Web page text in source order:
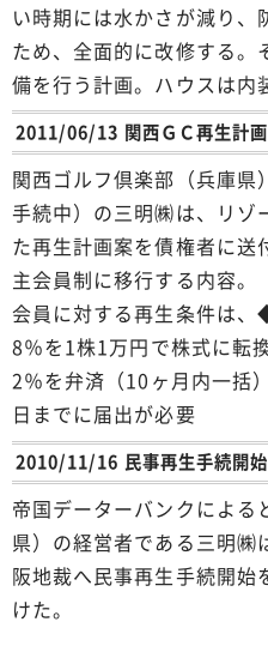
い時期には水かさが減り、
ため、全面的に改修する。
備を行う計画。ハウスは内
2011/06/13 関西ＧＣ再生計
関西ゴルフ倶楽部（兵庫県
手続中）の三明㈱は、リゾ
た再生計画案を債権者に送
主会員制に移行する内容。
会員に対する再生条件は
8％を1株1万円で株式に転
2％を弁済（10ヶ月内一括
日までに届出が必要
2010/11/16 民事再生手続開
帝国データーバンクによる
県）の経営者である三明
阪地裁へ民事再生手続開始
けた。